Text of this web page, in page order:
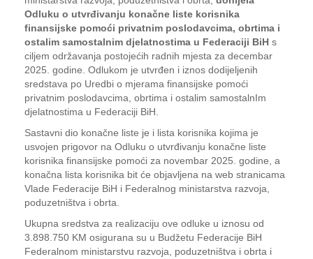
Odluku o utvrđivanju konačne liste korisnika
finansijske pomoći privatnim poslodavcima, obrtima i
ostalim samostalnim djelatnostima u Federaciji BiH s
ciljem održavanja postojećih radnih mjesta za decembar
2025. godine. Odlukom je utvrđen i iznos dodijeljenih
sredstava po Uredbi o mjerama finansijske pomoći
privatnim poslodavcima, obrtima i ostalim samostalnIm
djelatnostima u Federaciji BiH.
Sastavni dio konačne liste je i lista korisnika kojima je
usvojen prigovor na Odluku o utvrđivanju konačne liste
korisnika finansijske pomoći za novembar 2025. godine, a
konačna lista korisnika bit će objavljena na web stranicama
Vlade Federacije BiH i Federalnog ministarstva razvoja,
poduzetništva i obrta.
Ukupna sredstva za realizaciju ove odluke u iznosu od
3.898.750 KM osigurana su u Budžetu Federacije BiH
Federalnom ministarstvu razvoja, poduzetništva i obrta i